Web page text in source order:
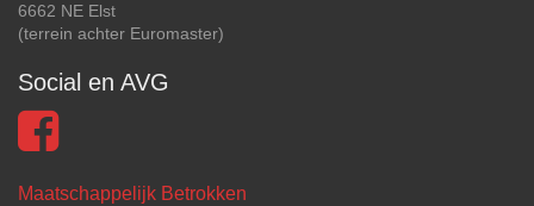
6662 NE Elst
(terrein achter Euromaster)
Social en AVG
Maatschappelijk Betrokken